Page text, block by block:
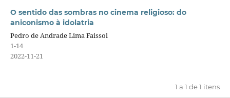
O sentido das sombras no cinema religioso: do
aniconismo à idolatria
Pedro de Andrade Lima Faissol
1-14
2022-11-21
1 a 1 de 1 itens